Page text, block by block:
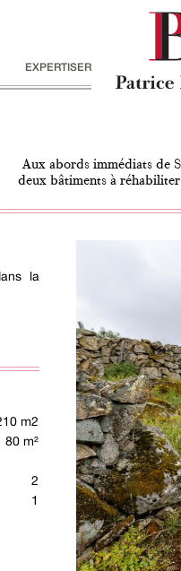
EXPERTISER
Aux abords immédiats de
deux bâtiments à
la
m2
80 m²
2
1